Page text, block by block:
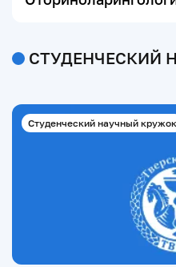
СТУДЕНЧЕСКИЙ
Студенческий научный кружок